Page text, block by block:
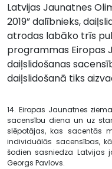
Latvijas Jaunatnes
2019” dalībnieks,
atrodas labāko trīs
programmas Eiropas
daiļslidošanas
daiļslidošanā tiks
14. Eiropas Jaunatnes
sacensību diena un uz
slēpotājas, kas sacentās
individuālās sacensības,
šodien sasniedza Latvijas
Georgs Pavlovs.